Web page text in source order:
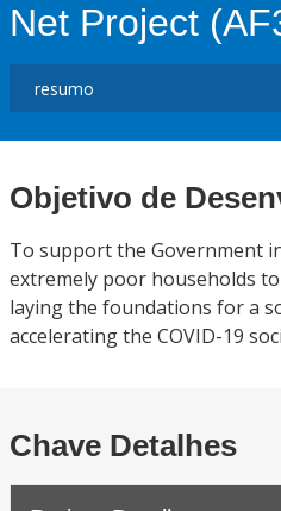
Net Project
Objetivo de
To support the Government
extremely poor households
laying the foundations for a
accelerating the COVID-19
Chave Detalhes